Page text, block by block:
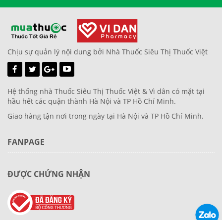
Chịu sự quản lý nội dung bởi Nhà Thuốc Siêu Thị Thuốc Việt
Hệ thống nhà Thuốc Siêu Thị Thuốc Việt & Vì dân có mặt tại
hầu hết các quận thành Hà Nội và TP Hồ Chí Minh.
Giao hàng tận nơi trong ngày tại Hà Nội và TP Hồ Chí Minh.
FANPAGE
ĐƯỢC CHỨNG NHẬN